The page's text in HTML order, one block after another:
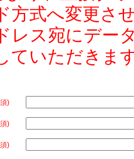
方式へ変更さ
レス宛にデー
ていただきま
)
)
)